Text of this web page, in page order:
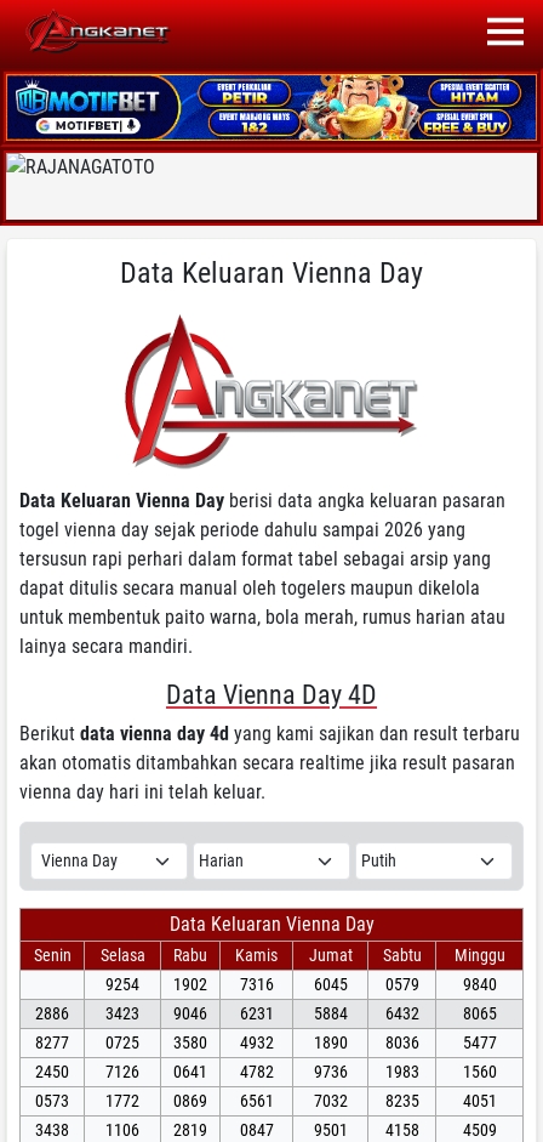
Data Keluaran Vienna Day
Data Keluaran Vienna Day berisi data angka keluaran pasaran
togel vienna day sejak periode dahulu sampai 2026 yang
tersusun rapi perhari dalam format tabel sebagai arsip yang
dapat ditulis secara manual oleh togelers maupun dikelola
untuk membentuk paito warna, bola merah, rumus harian atau
lainya secara mandiri.
Data Vienna Day 4D
Berikut data vienna day 4d yang kami sajikan dan result terbaru
akan otomatis ditambahkan secara realtime jika result pasaran
vienna day hari ini telah keluar.
Data Keluaran Vienna Day
Senin Selasa Rabu Kamis Jumat Sabtu
Minggu
9254
1902 7316 6045 0579
9840
2886
3423 9046 6231 5884 6432
8065
8277
0725 3580 4932 1890 8036
5477
2450
7126 0641 4782 9736 1983
1560
0573
1772 0869 6561 7032 8235
4051
3438
1106 2819 0847 9501 4158
4509